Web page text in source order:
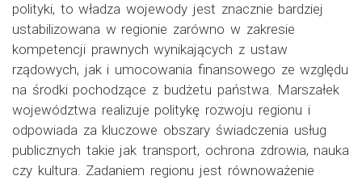
polityki, to władza wojewody jest znacznie bardziej
ustabilizowana w regionie zarówno w zakresie
kompetencji prawnych wynikających z ustaw
rządowych, jak i umocowania finansowego ze względu
na środki pochodzące z budżetu państwa. Marszałek
województwa realizuje politykę rozwoju regionu i
odpowiada za kluczowe obszary świadczenia usług
publicznych takie jak transport, ochrona zdrowia, nauka
czy kultura. Zadaniem regionu jest równoważenie